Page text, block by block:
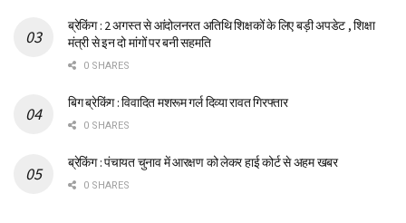
ब्रेकिंग : 2 अगस्त से आंदोलनरत अतिथि शिक्षकों के लिए बड़ी अपडेट , शिक्षा
मंत्री से इन दो मांगों पर बनी सहमति
0 SHARES
बिग ब्रेकिंग : विवादित मशरूम गर्ल दिव्या रावत गिरफ्तार
0 SHARES
ब्रेकिंग : पंचायत चुनाव में आरक्षण को लेकर हाई कोर्ट से अहम खबर
0 SHARES